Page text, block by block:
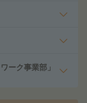
ーク事業部」